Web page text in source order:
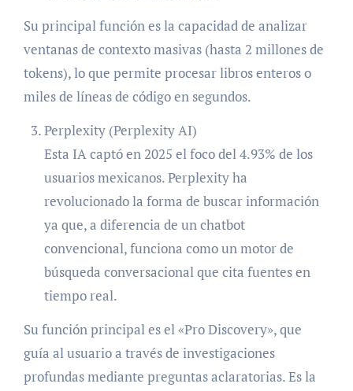
Su principal función es la capacidad de analizar
ventanas de contexto masivas (hasta 2 millones de
tokens), lo que permite procesar libros enteros o
miles de líneas de código en segundos.
Perplexity (Perplexity AI)
Esta IA captó en 2025 el foco del 4.93% de los
usuarios mexicanos. Perplexity ha
revolucionado la forma de buscar información
ya que, a diferencia de un chatbot
convencional, funciona como un motor de
búsqueda conversacional que cita fuentes en
tiempo real.
Su función principal es el «Pro Discovery», que
guía al usuario a través de investigaciones
profundas mediante preguntas aclaratorias. Es la